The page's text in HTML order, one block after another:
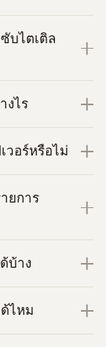
บไตเติล
งไร
อร์หรือไม่
ยการ
บ้าง
ไหม